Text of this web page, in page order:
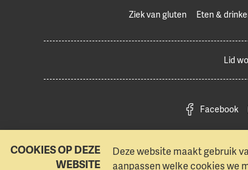
Ziek van gluten Eten &
Lid
Facebook
COOKIES OP DEZE
WEBSITE
Deze website maakt gebruik
aanpassen welke cookies we